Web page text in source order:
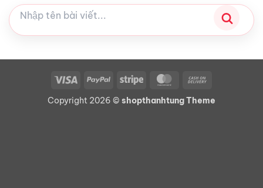
Visa PayPal Stripe MasterCard
Delivery
Copyright 2026 © shopthanhtung Theme